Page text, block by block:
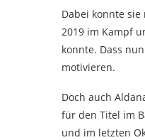
Dabei konnte
2019 im Kampf
konnte. Dass
motivieren.
Doch auch
für den Titel im
und im letzten